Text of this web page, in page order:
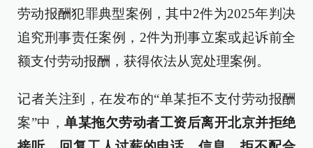
劳动报酬犯罪典型案例，其中2件为2025年判决
追究刑事责任案例，2件为刑事立案或起诉前全
额支付劳动报酬，获得依法从宽处理案例。
记者关注到，在发布的“单某拒不支付劳动报酬
案”中， 单某拖欠劳动者工资后离开北京并拒绝